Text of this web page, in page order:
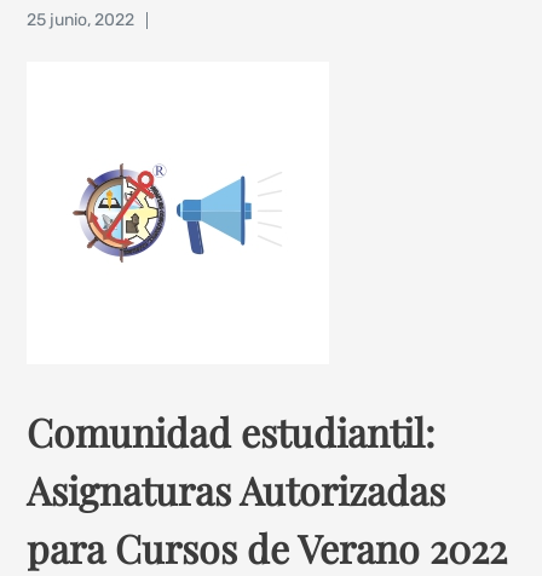
25 junio, 2022
Comunidad estudiantil:
Asignaturas Autorizadas
para Cursos de Verano 2022